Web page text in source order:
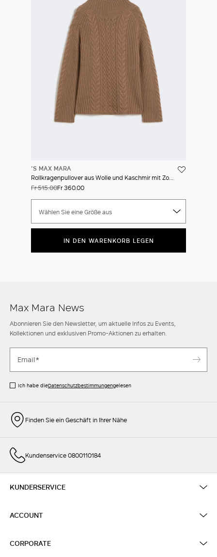
'S MAX MARA
Rollkragenpullover aus Wolle und Kaschmir mit Zopfmuster
Fr 515.00Fr 360.00
Wählen Sie eine Größe aus
IN DEN WARENKORB LEGEN
Max Mara News
Abonnieren Sie den Newsletter, um aktuelle Infos zu Events,
Kollektionen und exklusiven Promo-Aktionen zu erhalten.
Ich habe dieDatenschutzbestimmungengelesen
Finden Sie ein Geschäft in Ihrer Nähe
Kundenservice 0800110184
KUNDERSERVICE
ACCOUNT
CORPORATE